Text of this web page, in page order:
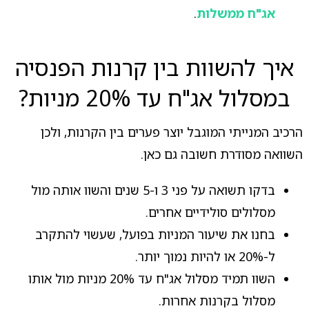
אג"ח ממשלות.
איך להשוות בין קרנות הפנסיה
במסלול אג"ח עד 20% מניות?
הרכיב המנייתי המוגבל יוצר פערים בין הקרנות, ולכן
השוואה מסודרת חשובה גם כאן.
בדקו תשואה על פני 3 ו-5 שנים והשוו אותה מול
מסלולים סולידיים אחרים.
בחנו את שיעור המניות בפועל, שעשוי להתקרב
ל-20% או להיות נמוך יותר.
השוו תמיד מסלול אג"ח עד 20% מניות מול אותו
מסלול בקרנות אחרות.